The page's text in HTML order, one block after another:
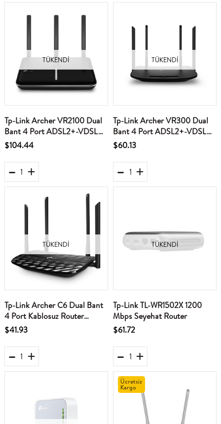
TÜKENDI
Tp-Link Archer VR2100 Dual
Bant 4 Port ADSL2+-VDSL
Gigabit Fiber Modem AC2100
$104.44
TÜKENDI
Tp-Link Archer VR300 Dual
Bant 4 Port ADSL2+-VDSL
Modem AC1200
$60.13
TÜKENDI
Tp-Link Archer C6 Dual Bant
4 Port Kablosuz Router
AC1200
$41.93
TÜKENDI
Tp-Link TL-WR1502X 1200
Mbps Seyehat Router
$61.72
Ücretsiz
Kargo